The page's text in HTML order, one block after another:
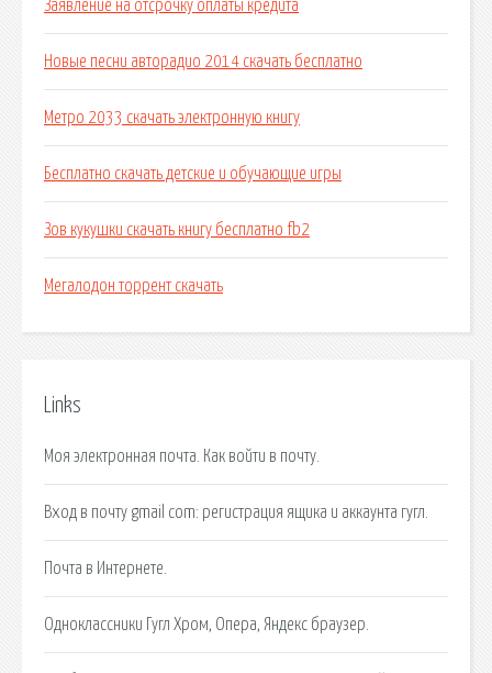
Заявление на отсрочку оплаты кредита
Новые песни авторадио 2014 скачать бесплатно
Метро 2033 скачать электронную книгу
Бесплатно скачать детские и обучающие игры
Зов кукушки скачать книгу бесплатно fb2
Мегалодон торрент скачать
Links
Моя электронная почта. Как войти в почту.
Вход в почту gmail com: регистрация ящика и аккаунта гугл.
Почта в Интернете.
Одноклассники Гугл Хром, Опера, Яндекс браузер.